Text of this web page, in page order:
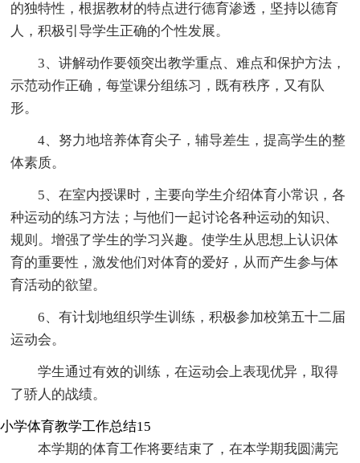
的独特性，根据教材的特点进行德育渗透，坚持以德育
人，积极引导学生正确的个性发展。
3、讲解动作要领突出教学重点、难点和保护方法，
示范动作正确，每堂课分组练习，既有秩序，又有队
形。
4、努力地培养体育尖子，辅导差生，提高学生的整
体素质。
5、在室内授课时，主要向学生介绍体育小常识，各
种运动的练习方法；与他们一起讨论各种运动的知识、
规则。增强了学生的学习兴趣。使学生从思想上认识体
育的重要性，激发他们对体育的爱好，从而产生参与体
育活动的欲望。
6、有计划地组织学生训练，积极参加校第五十二届
运动会。
学生通过有效的训练，在运动会上表现优异，取得
了骄人的战绩。
小学体育教学工作总结15
本学期的体育工作将要结束了，在本学期我圆满完